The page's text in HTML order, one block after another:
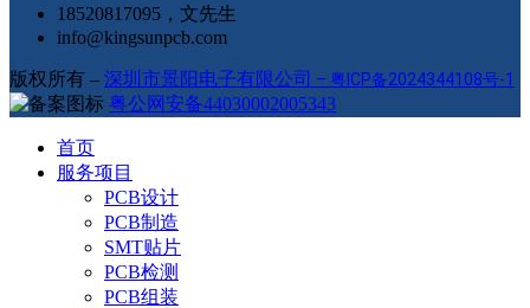
18520817095，文先生
info@kingsunpcb.com
版权所有 – 深圳市景阳电子有限公司 – 粤ICP备2024344108号-1
粤公网安备44030002005343
首页
服务项目
PCB设计
PCB制造
SMT贴片
PCB检测
PCB组装